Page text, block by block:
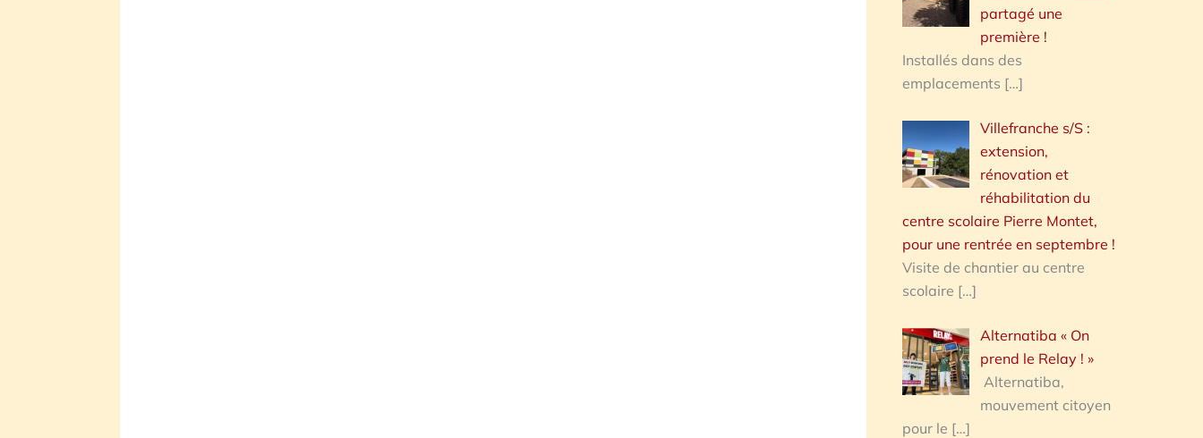
partagé une
première !
Installés dans des
emplacements […]
Villefranche s/S :
extension,
rénovation et
réhabilitation du
centre scolaire Pierre Montet,
pour une rentrée en septembre !
Visite de chantier au centre
scolaire […]
Alternatiba « On
prend le Relay ! »
Alternatiba,
mouvement citoyen
pour le […]